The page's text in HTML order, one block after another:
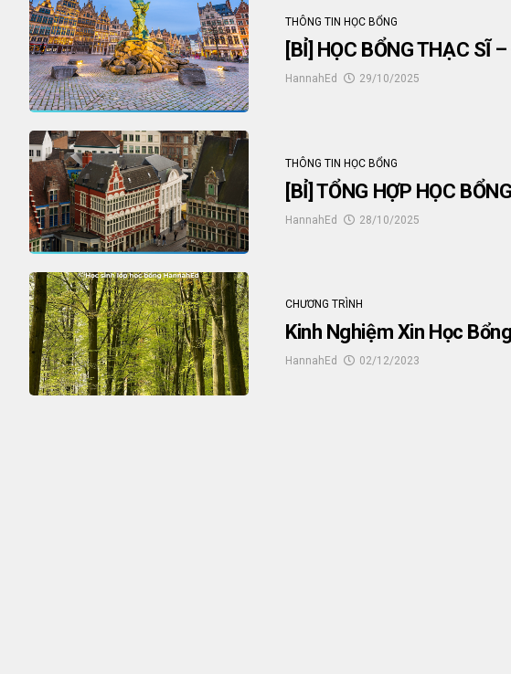
THÔNG TIN HỌC BỔNG
[BỈ] HỌC BỔNG THẠC SĨ
HannahEd 29/10/2025
THÔNG TIN HỌC BỔNG
[BỈ] TỔNG HỢP HỌC
HannahEd 28/10/2025
CHƯƠNG TRÌNH
Kinh Nghiệm Xin Học
HannahEd 02/12/2023